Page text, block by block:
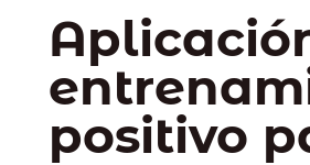
positivo